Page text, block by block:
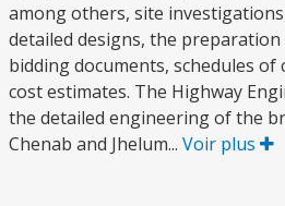
among others, site
detailed designs, the
bidding documents, schedules
cost estimates. The Highway
the detailed engineering of the
Chenab and Jhelum... Voir plus